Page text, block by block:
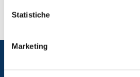
Statistiche
Marketing